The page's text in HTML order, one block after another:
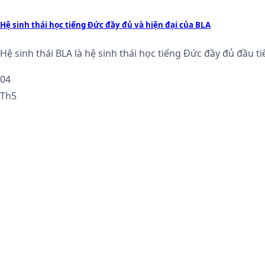
Hệ sinh thái học tiếng Đức đầy đủ và hiện đại của BLA
Hệ sinh thái BLA là hệ sinh thái học tiếng Đức đầy đủ đầu
04
Th5